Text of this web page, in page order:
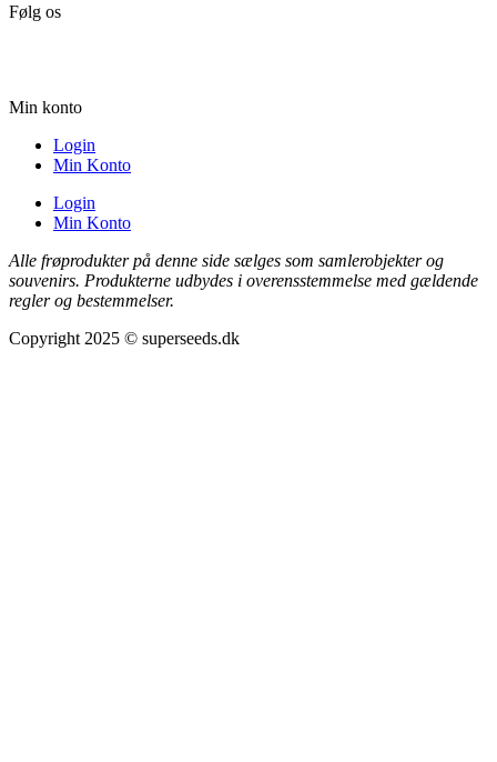
Følg os
Min konto
Login
Min Konto
Login
Min Konto
Alle frøprodukter på denne side sælges som samlerobjekter og
souvenirs. Produkterne udbydes i overensstemmelse med gældende
regler og bestemmelser.
Copyright 2025 © superseeds.dk